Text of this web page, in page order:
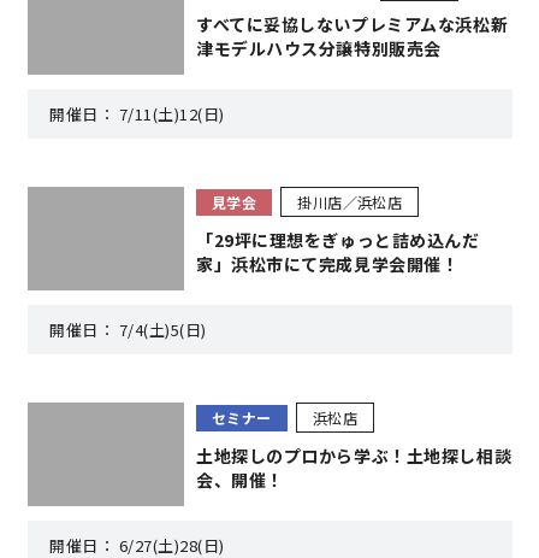
プライバシーポリシー
よくある質問
すべてに妥協しないプレミアムな浜松新
津モデルハウス分譲特別販売会
開催日： 7/11(土)12(日)
見学会 掛川店／浜松店
「29坪に理想をぎゅっと詰め込んだ
家」浜松市にて完成見学会開催！
開催日： 7/4(土)5(日)
セミナー 浜松店
土地探しのプロから学ぶ！土地探し相談
会、開催！
開催日： 6/27(土)28(日)